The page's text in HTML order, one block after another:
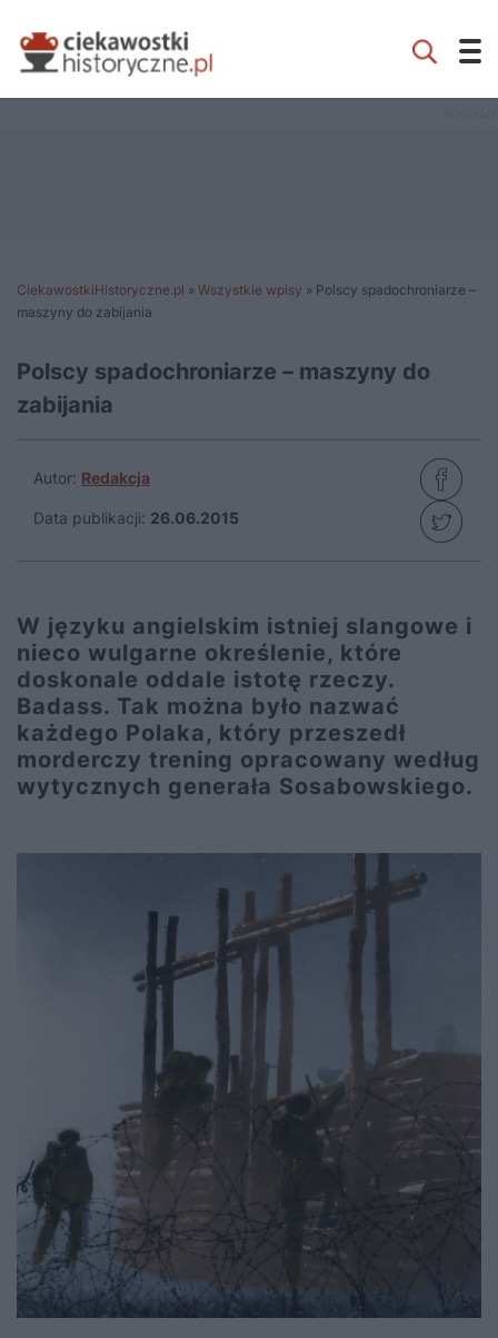
CiekawostkiHistoryczne.pl » Wszystkie wpisy » Polscy spadochroniarze –
maszyny do zabijania
Polscy spadochroniarze – maszyny do
zabijania
Autor: Redakcja
Data publikacji: 26.06.2015
W języku angielskim istniej slangowe i
nieco wulgarne określenie, które
doskonale oddale istotę rzeczy.
Badass. Tak można było nazwać
każdego Polaka, który przeszedł
morderczy trening opracowany według
wytycznych generała Sosabowskiego.